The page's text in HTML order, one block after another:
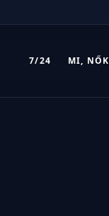
7/24 MI, NŐK